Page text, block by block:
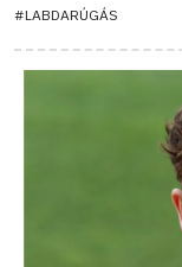
#LABDARÚGÁS